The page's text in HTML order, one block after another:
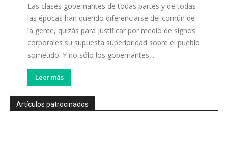
Las clases gobernantes de todas partes y de todas
las épocas han querido diferenciarse del común de
la gente, quizás para justificar por medio de signos
corporales su supuesta superioridad sobre el pueblo
sometido. Y no sólo los gobernantes,...
Leer más
Artículos patrocinados